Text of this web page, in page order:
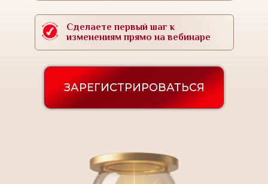
ЗАРЕГИСТРИРОВАТЬСЯ
Сделаете первый шаг к
изменениям прямо на вебинаре